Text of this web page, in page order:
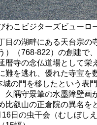
わこビジターズビューロ
目の湖畔にある天台宗の
）（768-822）の創建で
暦寺の念仏道場として
難を逃れ、優れた寺宝を
城の門を移したという表
久隅守景筆の水墨障壁
比叡山の正倉院の異名を
日の虫干会（むしぼし